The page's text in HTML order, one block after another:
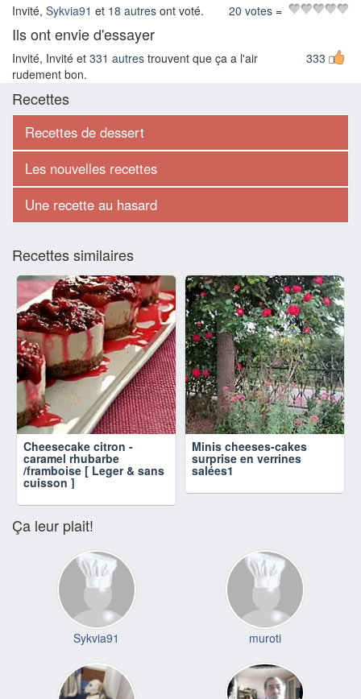
Invité, Sykvia91 et 18 autres ont voté. =
20 votes
Ils ont envie d'essayer
333
Invité, Invité et 331 autres trouvent que ça a l'air
rudement bon.
Recettes
Recettes de dessert
Les nouvelles recettes
Une recette au hasard
Recettes similaires
Cheesecake citron -
caramel rhubarbe
/framboise [ Leger & sans
cuisson ]
Minis cheeses-cakes
surprise en verrines
salées1
Ça leur plait!
Sykvia91 muroti